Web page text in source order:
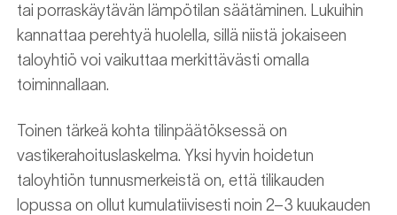
tai porraskäytävän lämpötilan säätäminen. Lukuihin
kannattaa perehtyä huolella, sillä niistä jokaiseen
taloyhtiö voi vaikuttaa merkittävästi omalla
toiminnallaan.
Toinen tärkeä kohta tilinpäätöksessä on
vastikerahoituslaskelma. Yksi hyvin hoidetun
taloyhtiön tunnusmerkeistä on, että tilikauden
lopussa on ollut kumulatiivisesti noin 2–3 kuukauden